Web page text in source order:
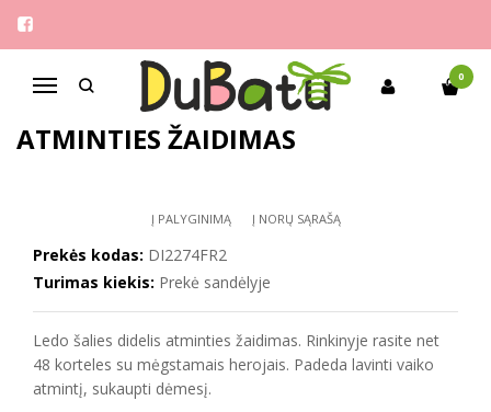
Navigacija
0
Pagrindinis
FROZEN/ Ledo šalies didelis atminties žaidimas
FROZEN/ LEDO ŠALIES DIDELIS
ATMINTIES ŽAIDIMAS
Į PALYGINIMĄ Į NORŲ SĄRAŠĄ
Prekės kodas: DI2274FR2
Turimas kiekis: Prekė sandėlyje
Ledo šalies didelis atminties žaidimas. Rinkinyje rasite net
48 korteles su mėgstamais herojais. Padeda lavinti vaiko
atmintį, sukaupti dėmesį.